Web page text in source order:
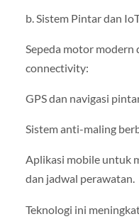
b. Sistem Pintar dan
Sepeda motor
connectivity:
GPS dan navigasi
Sistem anti-maling
Aplikasi mobile untuk
dan jadwal perawatan.
Teknologi ini